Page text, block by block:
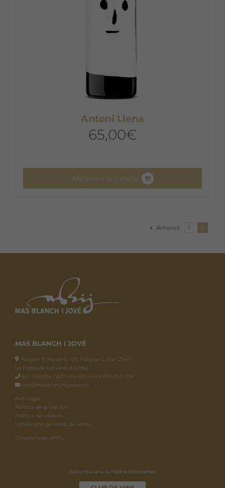
Antoni Llena
65,00€
Afegeix a la cistella
Anterior 1 2
MAS BLANCH I JOVÉ
Polígon 9, Parcel·la 129, Paratge Llinar 25471.
La Pobla de Cérvoles (Lleida)
627 559 832 / 627 559 830 / +34 973 050 018
info@masblanchijove.com
Avís Legal
Política de privacitat
Política de cookies
Condicions generals de venta
Disseny web: ANTS
Subscriu-te a la nostra newsletter